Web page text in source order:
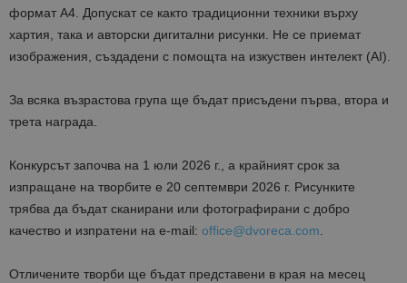
формат А4. Допускат се както традиционни техники върху
хартия, така и авторски дигитални рисунки. Не се приемат
изображения, създадени с помощта на изкуствен интелект (AI).
За всяка възрастова група ще бъдат присъдени първа, втора и
трета награда.
Конкурсът започва на 1 юли 2026 г., а крайният срок за
изпращане на творбите е 20 септември 2026 г. Рисунките
трябва да бъдат сканирани или фотографирани с добро
качество и изпратени на e-mail: office@dvoreca.com.
Отличените творби ще бъдат представени в края на месец